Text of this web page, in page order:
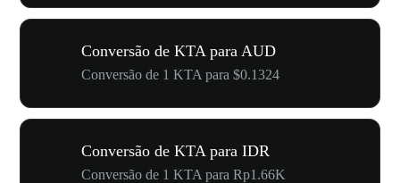
Conversão de KTA para AUD
Conversão de 1 KTA para $0.1324
Conversão de KTA para IDR
Conversão de 1 KTA para Rp1.66K